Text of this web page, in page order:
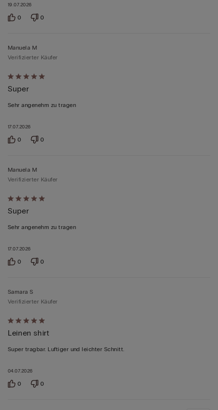
19.07.2026
0 0
Mit
5
von
bewertet
17.07.2026
Manuela M
Verifizierter Käufer
Super
Sehr angenehm zu tragen
0 0
Mit
5
von
bewertet
17.07.2026
Manuela M
Verifizierter Käufer
Super
Sehr angenehm zu tragen
0 0
Mit
5
von
bewertet
04.07.2026
Samara S
Verifizierter Käufer
Leinen shirt
Super tragbar. Luftiger und leichter Schnitt.
0 0